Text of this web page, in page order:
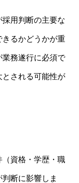
用判断の主要な
るかどうかが重
務遂行に必須で
される可能性が
資格・学歴・職
断に影響しま